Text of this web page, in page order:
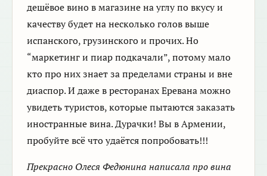
дешёвое вино в магазине на углу по вкусу и
качеству будет на несколько голов выше
испанского, грузинского и прочих. Но
“маркетинг и пиар подкачали”, потому мало
кто про них знает за пределами страны и вне
диаспор. И даже в ресторанах Еревана можно
увидеть туристов, которые пытаются заказать
иностранные вина. Дурачки! Вы в Армении,
пробуйте всё что удаётся попробовать!!!
Прекрасно Олеся Федюнина написала про вина